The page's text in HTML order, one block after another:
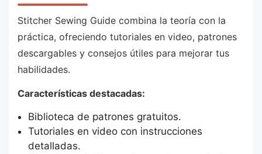
Stitcher Sewing Guide combina la teoría con la
práctica, ofreciendo tutoriales en video, patrones
descargables y consejos útiles para mejorar tus
habilidades.
Características destacadas:
Biblioteca de patrones gratuitos.
Tutoriales en video con instrucciones
detalladas.